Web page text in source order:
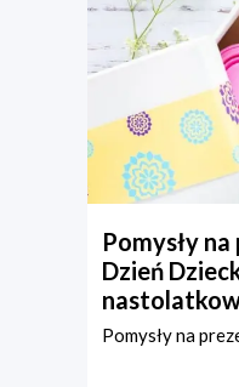
Pomysły
Dzień
Pomysły na